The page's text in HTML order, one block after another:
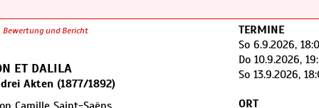
In ihrer Inszenierung spürt Lydia
brachte, den schonungslosen
Verbot des Stücks. Als sich
Verdi, der Komponist des italienischen
gesinnten französischen
zu vertonen, stieß auch er noch
Jahre später auf den Widerstand der
Bewertung und Bericht
ET DALILA
Akten (1877/1892)
TERMINE
So 6.9.2026,
Do 10.9.2026,
So 13.9.2026,
ORT